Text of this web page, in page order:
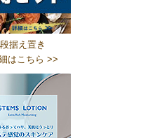
据え置き
はこちら >>